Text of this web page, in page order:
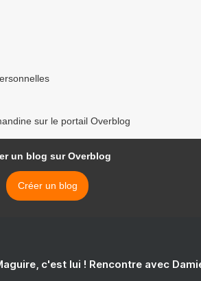
sur le portail Overblog
un blog sur Overblog
Créer un blog
c'est lui ! Rencontre avec